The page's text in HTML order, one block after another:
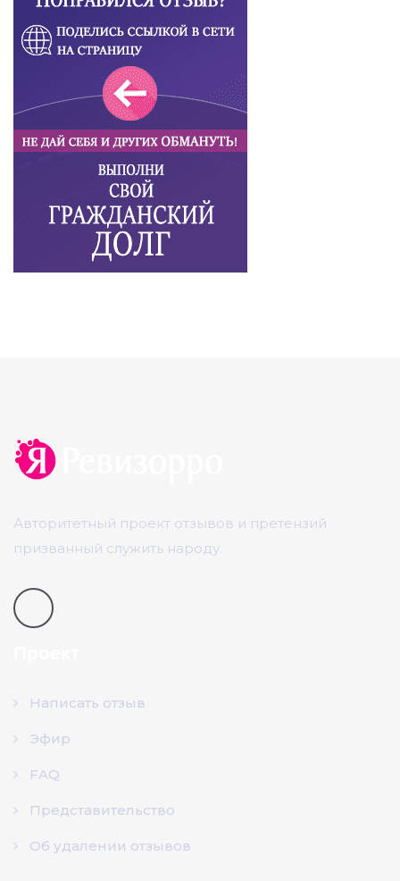
Авторитетный проект отзывов и претензий
призванный служить народу.
Написать отзыв
Эфир
FAQ
Представительство
Об удалении отзывов